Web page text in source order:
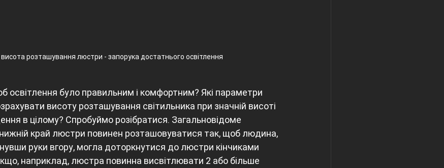
розташування люстри - запорука достатнього освітлення
освітлення було правильним і комфортним? Які параметри
висоту розташування світильника при значній висоті
в цілому? Спробуймо розібратися. Загальновідоме
край люстри повинен розташовуватися так, щоб людина,
руки вгору, могла доторкнутися до люстри кінчиками
наприклад, люстра повинна висвітлювати 2 або більше